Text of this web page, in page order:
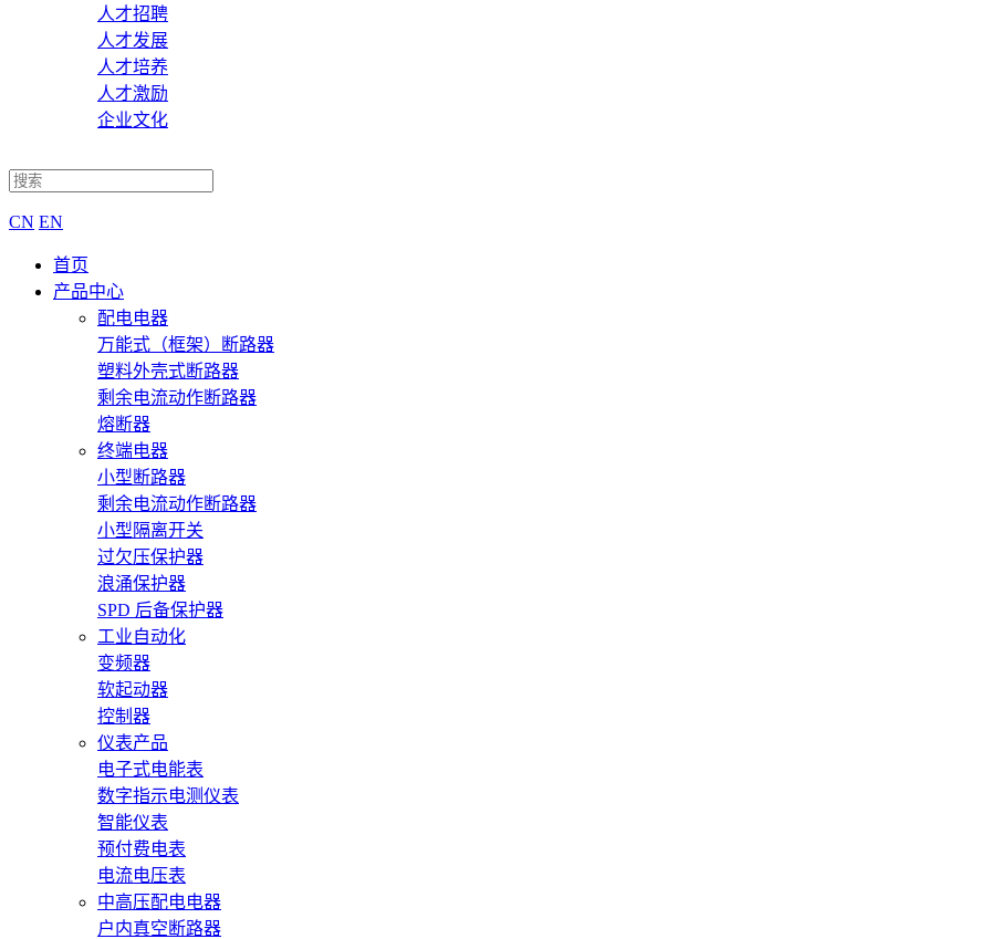
人才招聘
人才发展
人才培养
人才激励
企业文化
CN EN
首页
产品中心
配电电器
万能式（框架）断路器
塑料外壳式断路器
剩余电流动作断路器
熔断器
终端电器
小型断路器
剩余电流动作断路器
小型隔离开关
过欠压保护器
浪涌保护器
SPD 后备保护器
工业自动化
变频器
软起动器
控制器
仪表产品
电子式电能表
数字指示电测仪表
智能仪表
预付费电表
电流电压表
中高压配电电器
户内真空断路器